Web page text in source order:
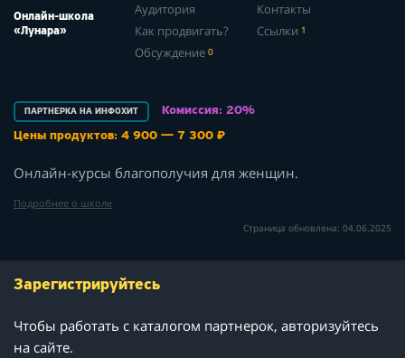
Онлайн-школа
«Лунара»
Аудитория
Контакты
Как продвигать?
Ссылки 1
Обсуждение0
ПАРТНЕРКА НА ИНФОХИТ
Комиссия: 20%
Цены продуктов: 4 900 — 7 300 ₽
Онлайн-курсы благополучия для женщин.
Подробнее о школе
Страница обновлена: 04.06.2025
Зарегистрируйтесь
Чтобы работать с каталогом партнерок, авторизуйтесь
на сайте.